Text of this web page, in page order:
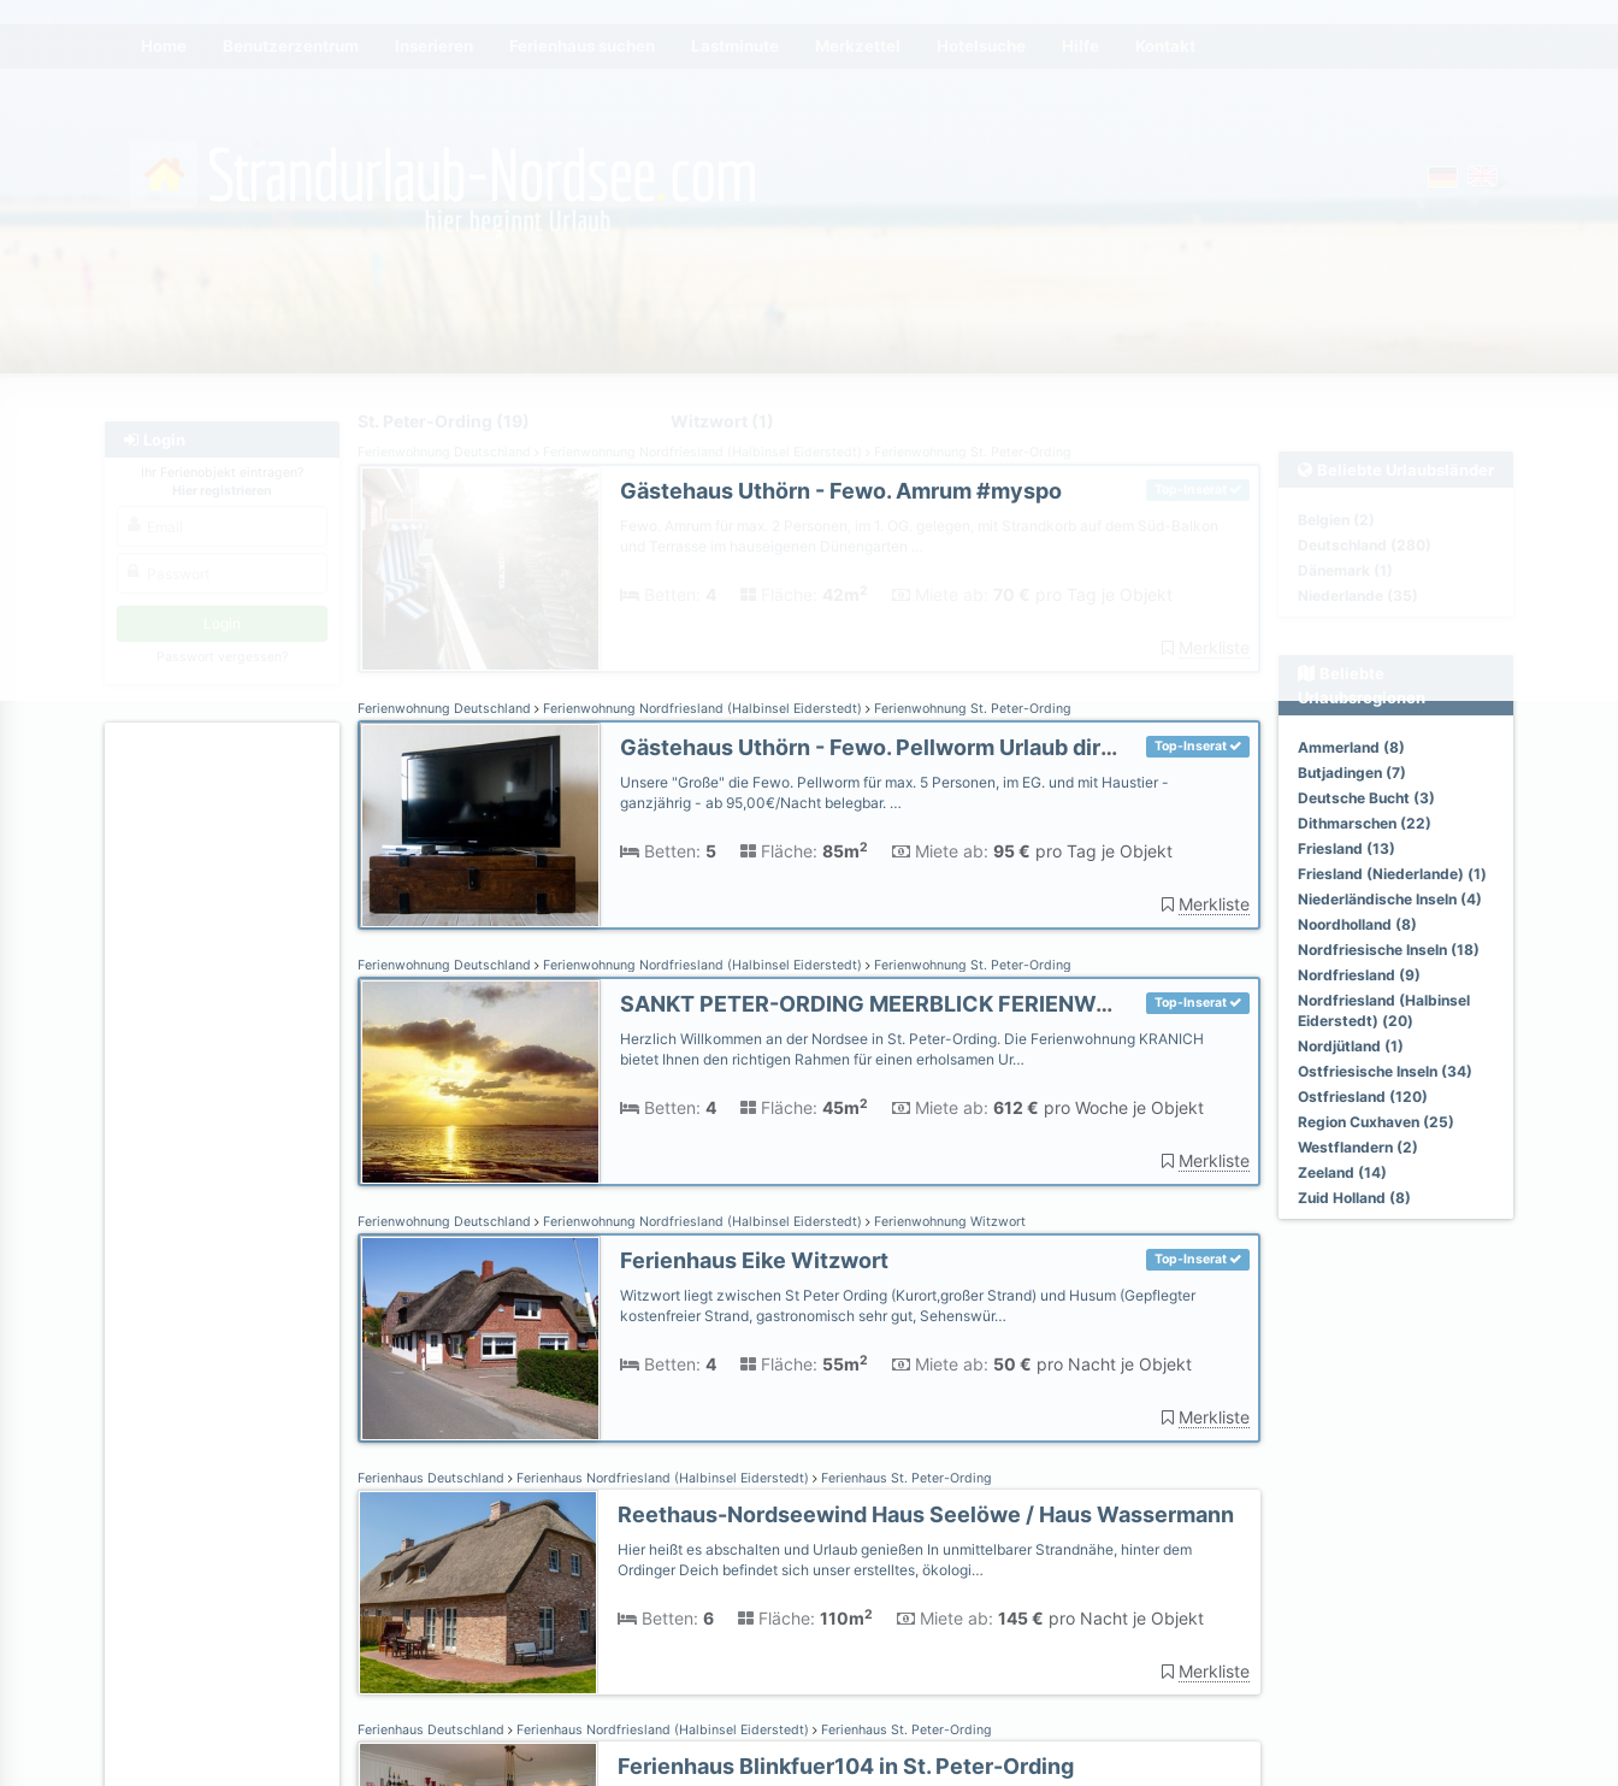
Gästehaus Uthörn - Fewo. Amrum #myspo
Ferienwohnung Deutschland Ferienwohnung Nordfriesland (Halbinsel Eiderstedt) Ferienwohnung St. Peter-Ording
Top-Inserat
Gästehaus Uthörn - Fewo. Pellworm Urlaub direkt am Meer
Unsere "Große" die Fewo. Pellworm für max. 5 Personen, im EG. und mit Haustier -
ganzjährig - ab 95,00€/Nacht belegbar. …
Betten: 5 Fläche: 85m2 Miete ab: 95 € pro Tag je Objekt
Merkliste
Ferienwohnung Deutschland Ferienwohnung Nordfriesland (Halbinsel Eiderstedt) Ferienwohnung St. Peter-Ording
Top-Inserat
SANKT PETER-ORDING MEERBLICK FERIENWOHNUNG KRANICH AM STRAND
Herzlich Willkommen an der Nordsee in St. Peter-Ording. Die Ferienwohnung KRANICH
bietet Ihnen den richtigen Rahmen für einen erholsamen Ur…
Betten: 4 Fläche: 45m2 Miete ab: 612 € pro Woche je Objekt
Merkliste
Ferienwohnung Deutschland Ferienwohnung Nordfriesland (Halbinsel Eiderstedt) Ferienwohnung Witzwort
Top-Inserat
Ferienhaus Eike Witzwort
Witzwort liegt zwischen St Peter Ording (Kurort,großer Strand) und Husum (Gepflegter
kostenfreier Strand, gastronomisch sehr gut, Sehenswür…
Betten: 4 Fläche: 55m2 Miete ab: 50 € pro Nacht je Objekt
Merkliste
Ferienhaus Deutschland Ferienhaus Nordfriesland (Halbinsel Eiderstedt) Ferienhaus St. Peter-Ording
Reethaus-Nordseewind Haus Seelöwe / Haus Wassermann
Hier heißt es abschalten und Urlaub genießen In unmittelbarer Strandnähe, hinter dem
Ordinger Deich befindet sich unser erstelltes, ökologi…
Betten: 6 Fläche: 110m2 Miete ab: 145 € pro Nacht je Objekt
Merkliste
Ferienhaus Deutschland Ferienhaus Nordfriesland (Halbinsel Eiderstedt) Ferienhaus St. Peter-Ording
Ferienhaus Blinkfuer104 in St. Peter-Ording
Urlaubsregionen
Ammerland (8)
Butjadingen (7)
Deutsche Bucht (3)
Dithmarschen (22)
Friesland (13)
Friesland (Niederlande) (1)
Niederländische Inseln (4)
Noordholland (8)
Nordfriesische Inseln (18)
Nordfriesland (9)
Nordfriesland (Halbinsel
Eiderstedt) (20)
Nordjütland (1)
Ostfriesische Inseln (34)
Ostfriesland (120)
Region Cuxhaven (25)
Westflandern (2)
Zeeland (14)
Zuid Holland (8)